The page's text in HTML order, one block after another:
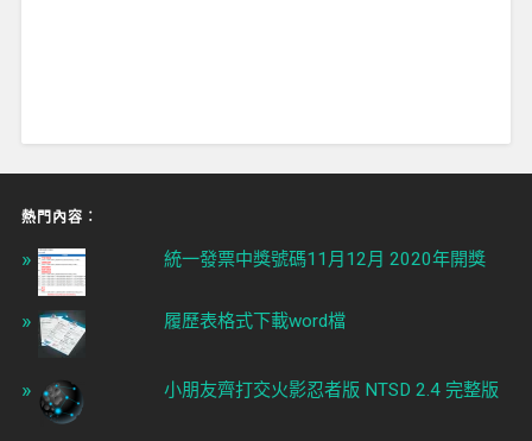
熱門內容︰
統一發票中獎號碼11月12月 2020年開獎
履歷表格式下載word檔
小朋友齊打交火影忍者版 NTSD 2.4 完整版